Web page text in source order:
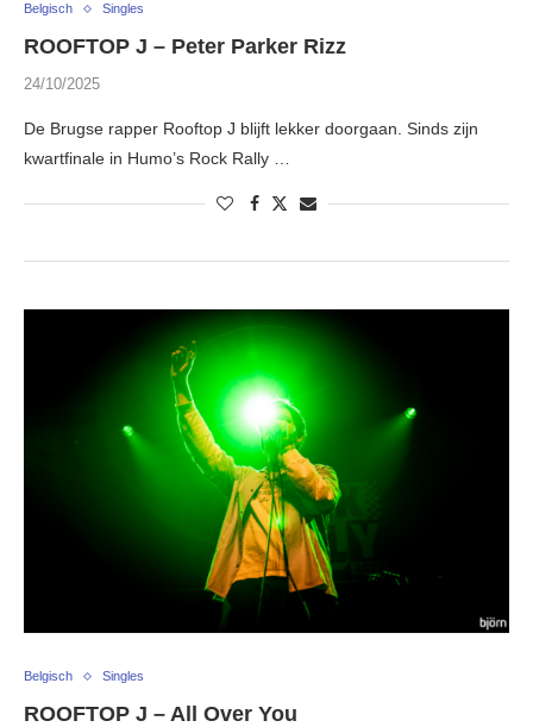
Belgisch Singles
ROOFTOP J – Peter Parker Rizz
24/10/2025
De Brugse rapper Rooftop J blijft lekker doorgaan. Sinds zijn
kwartfinale in Humo’s Rock Rally …
Belgisch Singles
ROOFTOP J – All Over You